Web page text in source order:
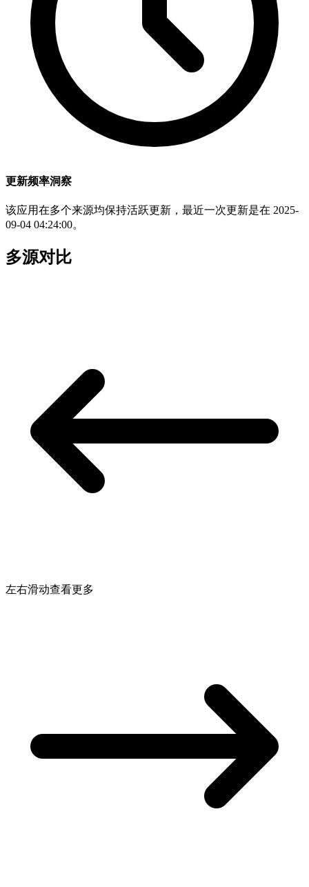
更新频率洞察
该应用在多个来源均保持活跃更新，最近一次更新是在 2025-
09-04 04:24:00。
多源对比
左右滑动查看更多